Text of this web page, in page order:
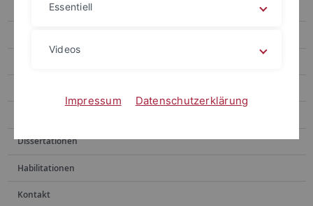
Preservation Policy
Dissertationen
Habilitationen
Kontakt
Essentiell
Videos
Impressum Datenschutzerklärung